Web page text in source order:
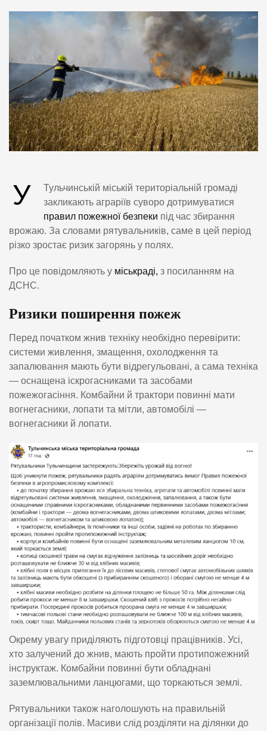
У
Тульчинській міській територіальній громаді
закликають аграріїв суворо дотримуватися
правил пожежної безпеки під час збирання
врожаю. За словами рятувальників, саме в цей період
різко зростає ризик загорянь у полях.
Про це повідомляють у міськраді, з посиланням на
ДСНС.
Ризики поширення пожеж
Перед початком жнив техніку необхідно перевірити:
системи живлення, змащення, охолодження та
запалювання мають бути відрегульовані, а сама техніка
— оснащена іскрогасниками та засобами
пожежогасіння. Комбайни й трактори повинні мати
вогнегасники, лопати та мітли, автомобілі —
вогнегасники й лопати.
Окрему увагу приділяють підготовці працівників. Усі,
хто залучений до жнив, мають пройти протипожежний
інструктаж. Комбайни повинні бути обладнані
заземлювальними ланцюгами, що торкаються землі.
Рятувальники також наголошують на правильній
організації полів. Масиви слід розділяти на ділянки до